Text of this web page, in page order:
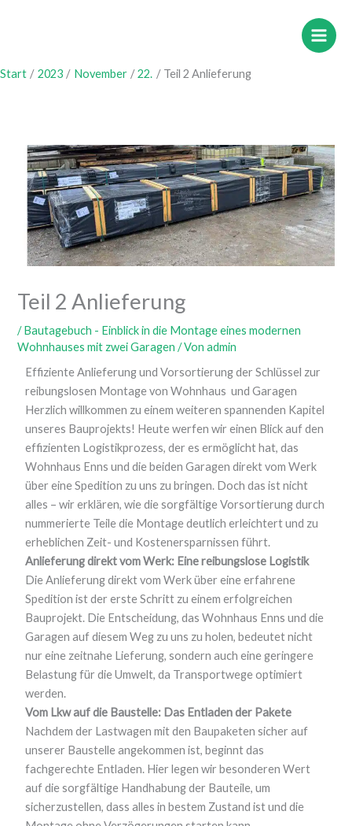
Start 2023 November 22. Teil 2 Anlieferung
Teil 2 Anlieferung
/Bautagebuch - Einblick in die Montage eines modernen
Wohnhauses mit zwei Garagen / Vonadmin
Effiziente Anlieferung und Vorsortierung der Schlüssel zur
reibungslosen Montage von Wohnhaus und Garagen
Herzlich willkommen zu einem weiteren spannenden Kapitel
unseres Bauprojekts! Heute werfen wir einen Blick auf den
effizienten Logistikprozess, der es ermöglicht hat, das
Wohnhaus Enns und die beiden Garagen direkt vom Werk
über eine Spedition zu uns zu bringen. Doch das ist nicht
alles – wir erklären, wie die sorgfältige Vorsortierung durch
nummerierte Teile die Montage deutlich erleichtert und zu
erheblichen Zeit- und Kostenersparnissen führt.
Anlieferung direkt vom Werk: Eine reibungslose Logistik
Die Anlieferung direkt vom Werk über eine erfahrene
Spedition ist der erste Schritt zu einem erfolgreichen
Bauprojekt. Die Entscheidung, das Wohnhaus Enns und die
Garagen auf diesem Weg zu uns zu holen, bedeutet nicht
nur eine zeitnahe Lieferung, sondern auch eine geringere
Belastung für die Umwelt, da Transportwege optimiert
werden.
Vom Lkw auf die Baustelle: Das Entladen der Pakete
Nachdem der Lastwagen mit den Baupaketen sicher auf
unserer Baustelle angekommen ist, beginnt das
fachgerechte Entladen. Hier legen wir besonderen Wert
auf die sorgfältige Handhabung der Bauteile, um
sicherzustellen, dass alles in bestem Zustand ist und die